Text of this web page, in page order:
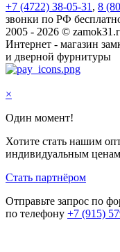
+7 (4722) 38-05-31, 8
звонки по РФ
2005 - 2026 ©
Интернет - магазин
и дверной фурнитуры
×
Один момент!
Хотите стать нашим
индивидуальным
Стать партнёром
Отправьте запрос по
по телефону +7 (915)